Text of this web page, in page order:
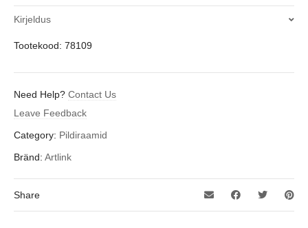
Kirjeldus
Tootekood: 78109
Need Help? Contact Us
Leave Feedback
Category: Pildiraamid
Bränd: Artlink
Share